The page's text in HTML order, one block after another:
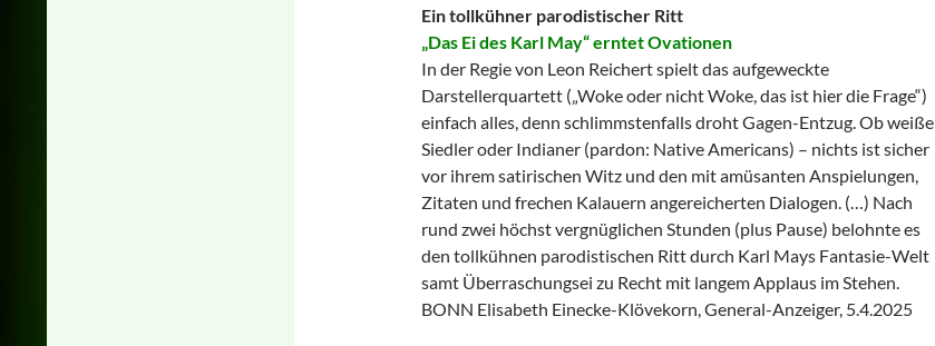
Ein tollkühner parodistischer Ritt
„Das Ei des Karl May“ erntet Ovationen
In der Regie von Leon Reichert spielt das aufgeweckte
Darstellerquartett („Woke oder nicht Woke, das ist hier die Frage“)
einfach alles, denn schlimmstenfalls droht Gagen-Entzug. Ob weiße
Siedler oder Indianer (pardon: Native Americans) – nichts ist sicher
vor ihrem satirischen Witz und den mit amüsanten Anspielungen,
Zitaten und frechen Kalauern angereicherten Dialogen. (…) Nach
rund zwei höchst vergnüglichen Stunden (plus Pause) belohnte es
den tollkühnen parodistischen Ritt durch Karl Mays Fantasie-Welt
samt Überraschungsei zu Recht mit langem Applaus im Stehen.
BONN Elisabeth Einecke-Klövekorn, General-Anzeiger, 5.4.2025